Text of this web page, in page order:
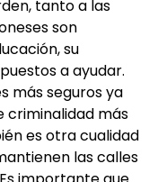
tanto a las
son
su
a ayudar.
más seguros ya
criminalidad más
es otra cualidad
las calles